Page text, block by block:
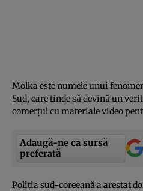
Molka este numele unui
Sud, care tinde să devină un
comerţul cu materiale video
Adaugă-ne ca sursă
preferată
Poliţia sud-coreeană a arestat